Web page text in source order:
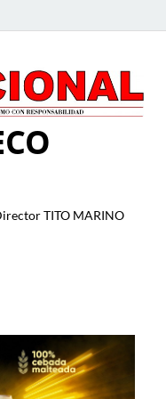
TITO MARINO